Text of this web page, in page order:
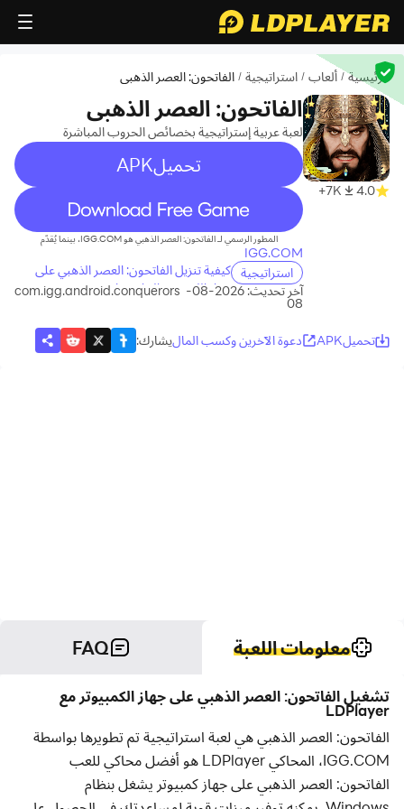
الرئيسية / ألعاب / استراتيجية / الفاتحون: العصر الذهبي
4.0
7K+
الفاتحون: العصر الذهبي
لعبة عربية إستراتيجية بخصائص الحروب المباشرة
تحميلAPK
recommend
المطور الرسمي لـ الفاتحون: العصر الذهبي هو IGG.COM، بينما يُقدّم
IGG.COM
استراتيجية كيفية تنزيل الفاتحون: العصر الذهبي على
جهاز الكمبيوتر الخاص بك
آخر تحديث: 2026-08-
08
com.igg.android.conquerors
تحميلAPK دعوة الآخرين وكسب الماليشارك:
معلومات اللعبة FAQ
تشغيل الفاتحون: العصر الذهبي على جهاز الكمبيوتر مع
LDPlayer
الفاتحون: العصر الذهبي هي لعبة استراتيجية تم تطويرها بواسطة
IGG.COM، المحاكي LDPlayer هو أفضل محاكي للعب
الفاتحون: العصر الذهبي على جهاز كمبيوتر يشغل بنظام